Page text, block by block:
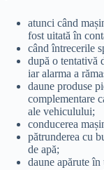
atunci când
fost uitată în
când întrecerile
după o tentativă
iar alarma a
daune produse
complementare
ale vehiculului;
conducerea
pătrunderea cu
de apă;
daune apărute